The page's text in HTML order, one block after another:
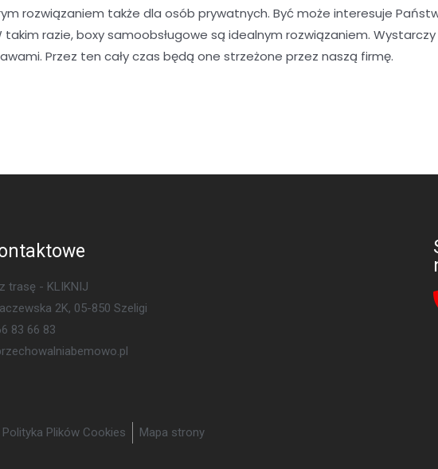
rozwiązaniem także dla osób prywatnych. Być może interesuje
razie, boxy samoobsługowe są idealnym rozwiązaniem.
Przez ten cały czas będą one strzeżone przez naszą firmę.
trasę - KLIKNIJ
2K, 05-850 Szeligi
83 66 83
Polityka Plików Cookies Mapa strony